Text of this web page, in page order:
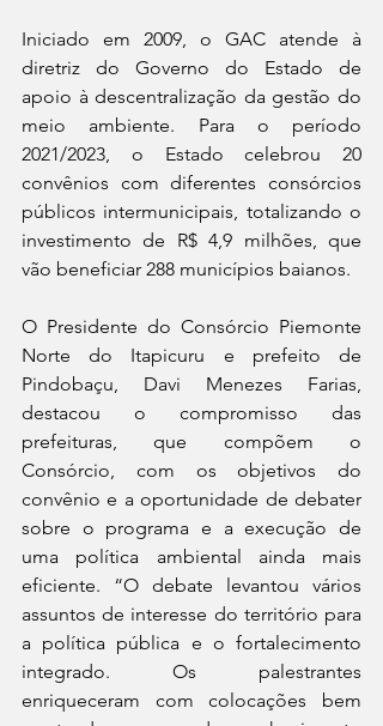
Iniciado em 2009, o GAC atende à
diretriz do Governo do Estado de
apoio à descentralização da gestão do
meio ambiente. Para o período
2021/2023, o Estado celebrou 20
convênios com diferentes consórcios
públicos intermunicipais, totalizando o
investimento de R$ 4,9 milhões, que
vão beneficiar 288 municípios baianos.
O Presidente do Consórcio Piemonte
Norte do Itapicuru e prefeito de
Pindobaçu, Davi Menezes Farias,
destacou o compromisso das
prefeituras, que compõem o
Consórcio, com os objetivos do
convênio e a oportunidade de debater
sobre o programa e a execução de
uma política ambiental ainda mais
eficiente. “O debate levantou vários
assuntos de interesse do território para
a política pública e o fortalecimento
integrado. Os palestrantes
enriqueceram com colocações bem